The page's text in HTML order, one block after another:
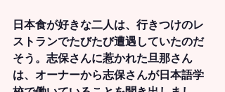
日本食が好きな二人は、行きつけのレ
ストランでたびたび遭遇していたのだ
そう。志保さんに惹かれた旦那さん
は、オーナーから志保さんが日本語学